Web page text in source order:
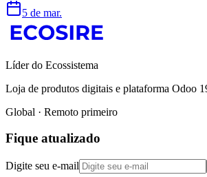
5 de mar.
Líder do Ecossistema
Loja de produtos digitais e plataforma Odoo
Global · Remoto primeiro
Fique atualizado
Digite seu e-mail